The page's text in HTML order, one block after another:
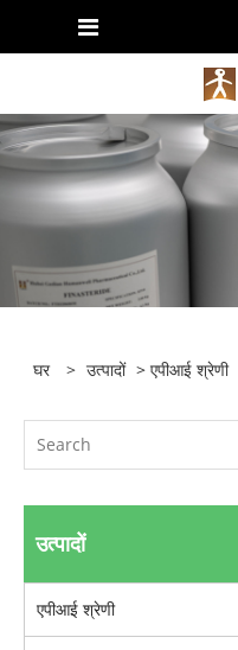
घर > उत्पादों >एपीआई श्रेणी
उत्पादों
एपीआई श्रेणी